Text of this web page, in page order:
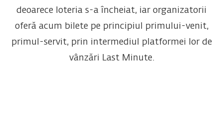
deoarece loteria s-a încheiat, iar organizatorii
oferă acum bilete pe principiul primului-venit,
primul-servit, prin intermediul platformei lor de
vânzări Last Minute.